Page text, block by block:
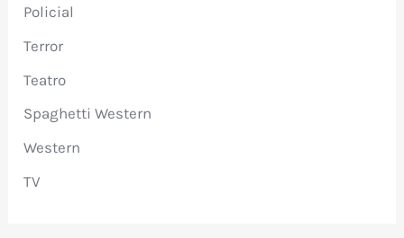
Policial
Terror
Teatro
Spaghetti Western
Western
TV